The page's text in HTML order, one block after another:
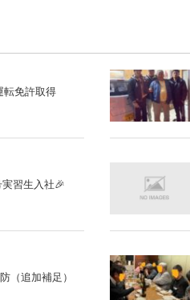
免許取得
習生入社🎉
（追加補足）